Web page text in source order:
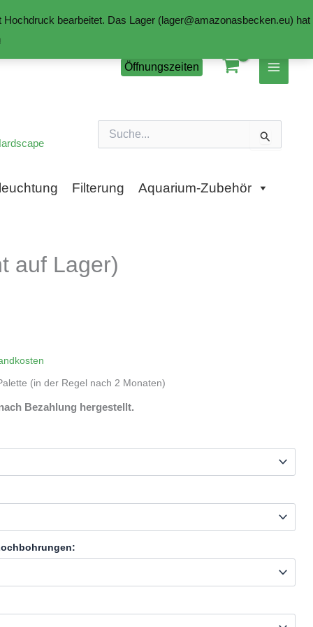
bearbeitet. Das Lager (lager@amazonasbecken.eu) hat
Öffnungszeiten
nach:
Filterung
Aquarium-Zubehör
auf Lager)
(in der Regel nach 2 Monaten)
Bezahlung hergestellt.